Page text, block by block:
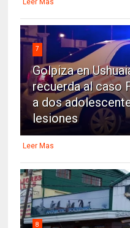
Leer Mas
7
Golpiza en
recuerda al caso
a dos
lesiones
Leer Mas
8